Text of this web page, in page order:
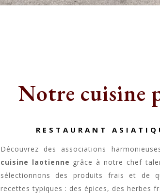
Notre cuisine
RESTAURANT
Découvrez des associations
cuisine laotienne grâce à notre chef
sélectionnons des produits frais et de
recettes typiques : des épices, des herbes